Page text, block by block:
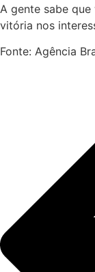
A gente sabe
vitória nos
Fonte: Agência